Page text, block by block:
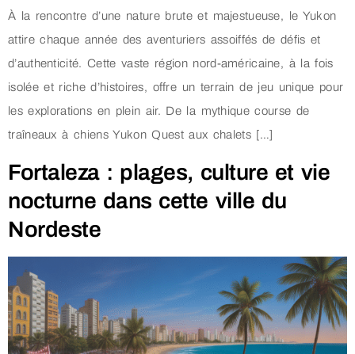
À la rencontre d’une nature brute et majestueuse, le Yukon
attire chaque année des aventuriers assoiffés de défis et
d’authenticité. Cette vaste région nord-américaine, à la fois
isolée et riche d’histoires, offre un terrain de jeu unique pour
les explorations en plein air. De la mythique course de
traîneaux à chiens Yukon Quest aux chalets […]
Fortaleza : plages, culture et vie
nocturne dans cette ville du
Nordeste